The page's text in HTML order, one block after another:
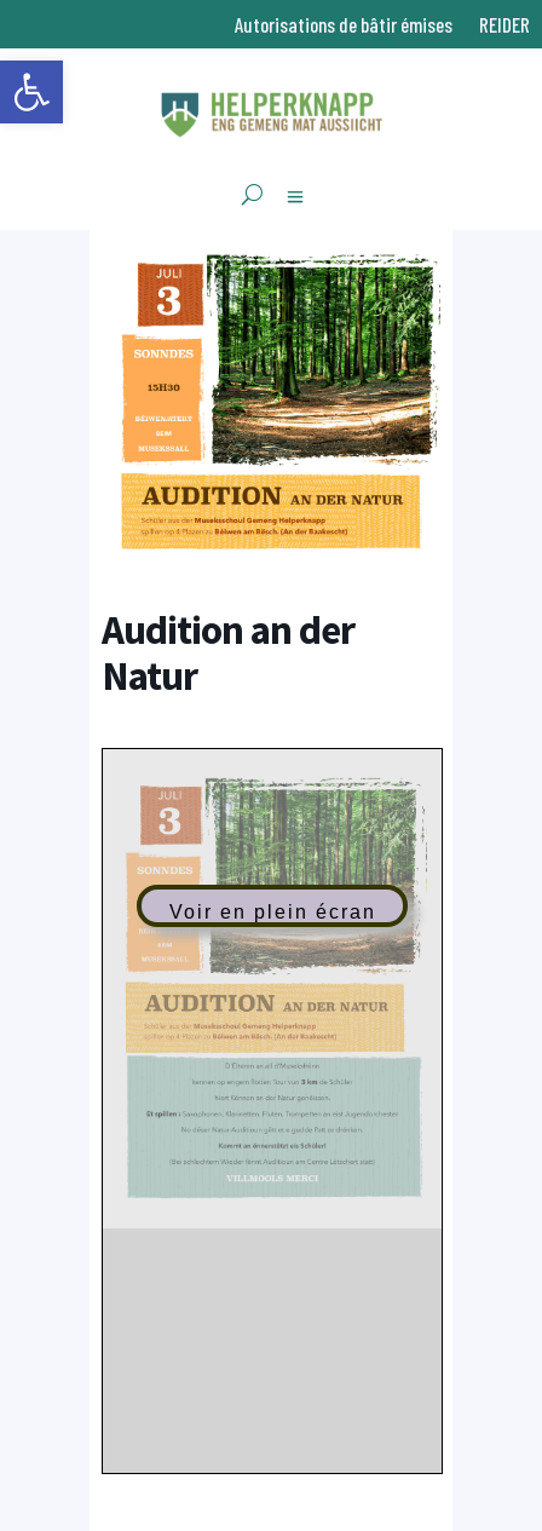
Ouvrir la barre d’outils
Autorisations de bâtir émises REIDER
Audition an der
Natur
Voir en plein écran